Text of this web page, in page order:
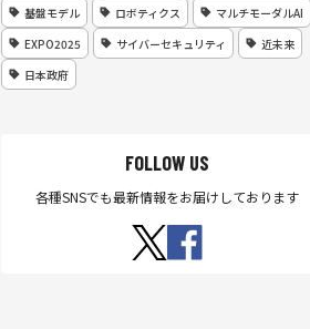
基盤モデル
ロボティクス
マルチモーダルAI
EXPO2025
サイバーセキュリティ
近未来
日本政府
FOLLOW US
各種SNSでも最新情報をお届けしております